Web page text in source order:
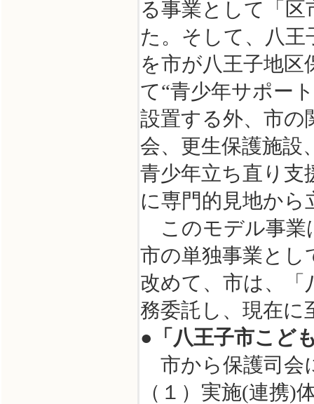
る事業として「
た。そして、八
を市が八王子地区
て“青少年サポー
設置する外、市の
会、更生保護施設
青少年立ち直り支
に専門的見地から
このモデル事業
市の単独事業とし
改めて、市は、「
務委託し、現在に
●「八王子市こど
市から保護司会
（１）実施(連携)